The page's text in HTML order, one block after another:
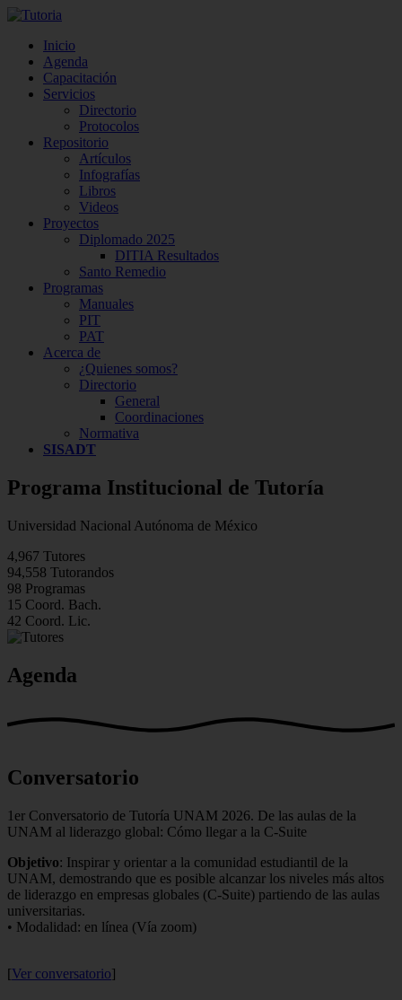
Inicio
Agenda
Capacitación
Servicios
Directorio
Protocolos
Repositorio
Artículos
Infografías
Libros
Videos
Proyectos
Diplomado 2025
DITIA Resultados
Santo Remedio
Programas
Manuales
PIT
PAT
Acerca de
¿Quienes somos?
Directorio
General
Coordinaciones
Normativa
SISADT
Programa Institucional de Tutoría
Universidad Nacional Autónoma de México
4,967 Tutores
94,558 Tutorandos
98 Programas
15 Coord. Bach.
42 Coord. Lic.
Agenda
Conversatorio
1er Conversatorio de Tutoría UNAM 2026. De las aulas de la
UNAM al liderazgo global: Cómo llegar a la C-Suite
Objetivo: Inspirar y orientar a la comunidad estudiantil de la
UNAM, demostrando que es posible alcanzar los niveles más altos
de liderazgo en empresas globales (C-Suite) partiendo de las aulas
universitarias.
• Modalidad: en línea (Vía zoom)
[Ver conversatorio]